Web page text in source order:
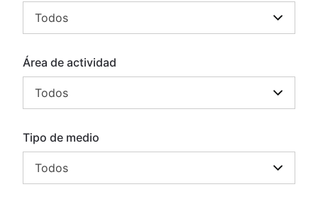
Todos
Área de actividad
Todos
Tipo de medio
Todos